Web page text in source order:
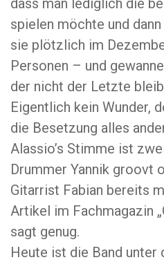
dass man lediglich die
spielen möchte und
sie plötzlich im
Personen – und
der nicht der Letzte
Eigentlich kein Wunder,
die Besetzung alles
Alassio’s Stimme ist
Drummer Yannik groovt
Gitarrist Fabian bereits
Artikel im Fachmagazin
sagt genug.
Heute ist die Band unter